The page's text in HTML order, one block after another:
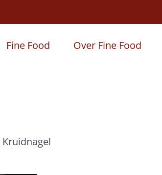
Fine Food Over Fine Food
Kruidnagel